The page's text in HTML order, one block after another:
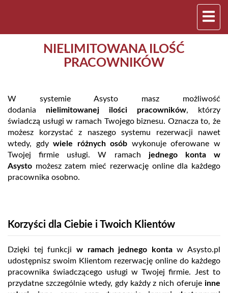
NIELIMITOWANA ILOŚĆ
PRACOWNIKÓW
W systemie Asysto masz możliwość
dodania nielimitowanej ilości pracowników, którzy
świadczą usługi w ramach Twojego biznesu. Oznacza to, że
możesz korzystać z naszego systemu rezerwacji nawet
wtedy, gdywiele różnych osób wykonuje oferowane w
Twojej firmie usługi. W ramach jednego konta w
Asysto możesz zatem mieć rezerwację online dla każdego
pracownika osobno.
Korzyści dla Ciebie i Twoich Klientów
Dzięki tej funkcji w ramach jednego kontaw Asysto.pl
udostępnisz swoim Klientom rezerwację online do każdego
pracownika świadczącego usługi w Twojej firmie. Jest to
przydatne szczególnie wtedy, gdy każdy z nich oferuje inne